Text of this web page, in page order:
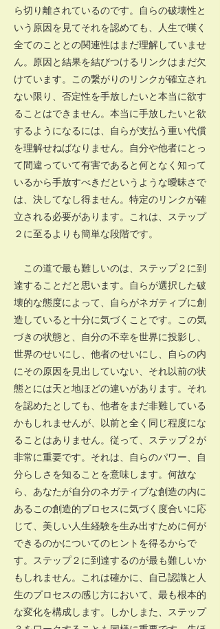
ら切り離されているのです。自らの破壊性と
いう原因を見てそれを認めても、人生で嘆く
全てのこととの関連性はまだ理解していませ
ん。原因と結果を結びつけるリンクはまだ欠
けています。この繋がりのリンクが確立され
ない限り、否定性を手放したいと本当に欲す
ることはできません。本当に手放したいと欲
するようになるには、自らが支払う重い代償
を理解せねばなりません。自分や他者にとっ
て間違っていて有害であると何となく知って
いるから手放すべきだというような曖昧さで
は、決してなし得ません。特定のリンクが確
立される必要があります。これは、ステップ
２に至るよりも簡単な段階です。
この道で最も難しいのは、ステップ２に到
達することだと思います。自らが選択した破
壊的な態度によって、自らがネガティブに創
造していると十分に気づくことです。この気
づきの状態と、自分の不幸を世界に投影し、
世界のせいにし、他者のせいにし、自らの内
にその原因を見出していない、それ以前の状
態とには天と地ほどの違いがあります。それ
を認めたとしても、他者をまだ非難している
かもしれませんが、以前と全く同じ程度にな
ることはありません。従って、ステップ２が
非常に重要です。それは、自らのパワー、自
分らしさを知ることを意味します。何故な
ら、あなたが自分のネガティブな創造の内に
あるこの創造的プロセスに気づく度合いに応
じて、美しい人生経験を生み出すために何が
できるのかについてのヒントを得るからで
す。ステップ２に到達するのが最も難しいか
もしれません。これは確かに、自己認識と人
生のプロセスの感じ方において、最も根本的
な変化を構成します。しかしまた、ステップ